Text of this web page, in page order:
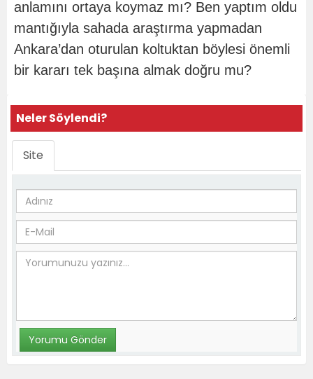
anlamını ortaya koymaz mı? Ben yaptım oldu
mantığıyla sahada araştırma yapmadan
Ankara’dan oturulan koltuktan böylesi önemli
bir kararı tek başına almak doğru mu?
Neler Söylendi?
Site